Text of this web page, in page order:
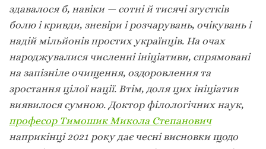
здавалося б, навіки — сотні й тисячі згустків
болю і кривди, зневіри і розчарувань, очікувань і
надій мільйонів простих українців. На очах
народжувалися численні ініціативи, спрямовані
на запізніле очищення, оздоровлення та
зростання цілої нації. Втім, доля цих ініціатив
виявилося сумною. Доктор філологічних наук,
професор Тимошик Микола Степанович
наприкінці 2021 року дає чесні висновки щодо